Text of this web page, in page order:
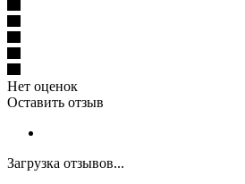
Нет оценок
Оставить отзыв
Загрузка отзывов...